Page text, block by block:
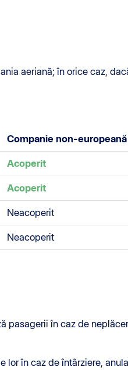
aeriană; în orice caz,
Companie non-europeană
Acoperit
Acoperit
Neacoperit
Neacoperit
pasagerii în caz de
lor în caz de întârziere,